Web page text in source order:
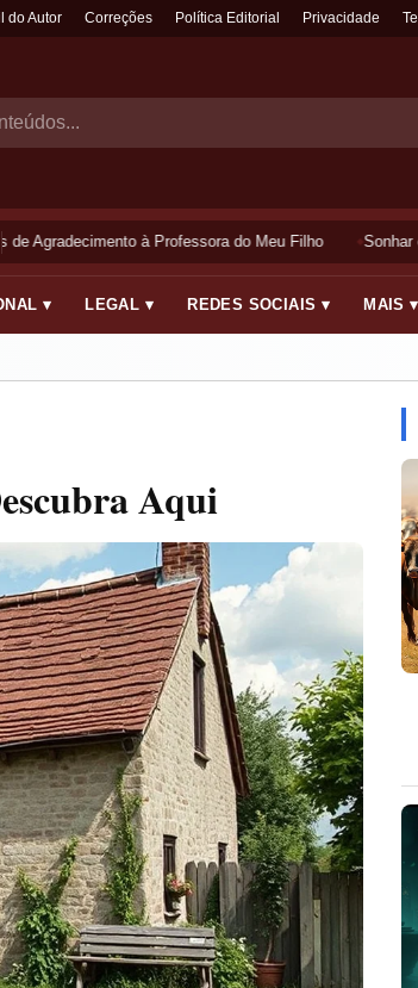
do Autor Correções Política Editorial Privacidade
Agradecimento à Professora do Meu Filho Sonhar
▾ LEGAL ▾ REDES SOCIAIS ▾ MAIS ▾
Aqui